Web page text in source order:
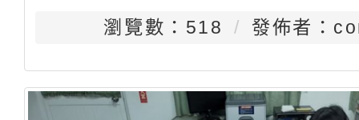
瀏覽數：518 發佈者：